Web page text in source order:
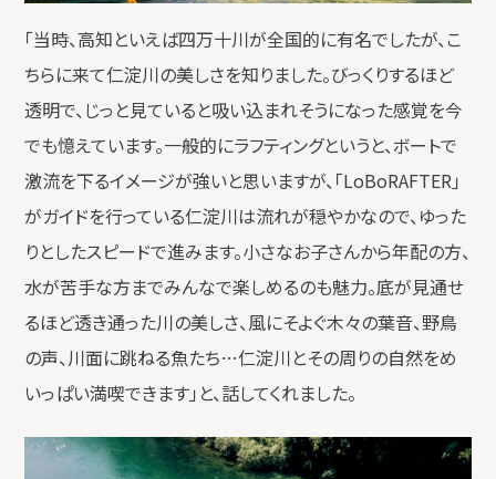
「当時、高知といえば四万十川が全国的に有名でしたが、こ
ちらに来て仁淀川の美しさを知りました。びっくりするほど
透明で、じっと見ていると吸い込まれそうになった感覚を今
でも憶えています。一般的にラフティングというと、ボートで
激流を下るイメージが強いと思いますが、「LoBoRAFTER」
がガイドを行っている仁淀川は流れが穏やかなので、ゆった
りとしたスピードで進みます。小さなお子さんから年配の方、
水が苦手な方までみんなで楽しめるのも魅力。底が見通せ
るほど透き通った川の美しさ、風にそよぐ木々の葉音、野鳥
の声、川面に跳ねる魚たち…仁淀川とその周りの自然をめ
いっぱい満喫できます」と、話してくれました。